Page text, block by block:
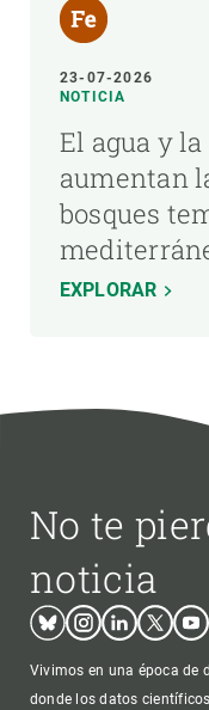
23-07-2026
NOTICIA
El agua y
aumentan
bosques
EXPLORAR
No te
noticia
BlueskyInstagram
LinkedinTwitter
Vivimos en una época de
donde los datos